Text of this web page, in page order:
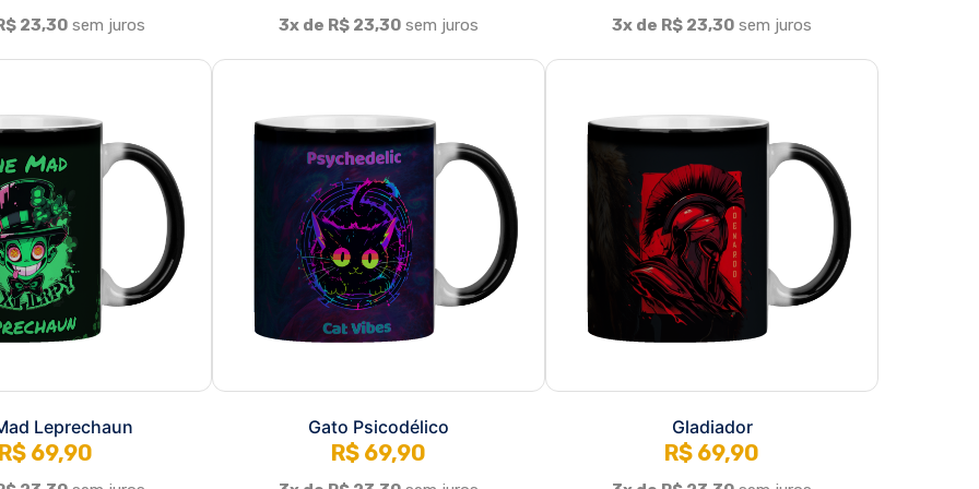
Leprechaun
69,90
23,30sem juros
Gato Psicodélico
R$ 69,90
3x de R$ 23,30sem juros
Gladiador
R$ 69,90
3x de R$ 23,30sem juros